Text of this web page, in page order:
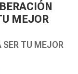
MEJOR
SER TU MEJOR